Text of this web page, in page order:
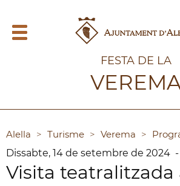
FESTA DE LA
Alella > Turisme > Verema >
Dissabte, 14 de setembre de 2024 -
Visita teatralitzada